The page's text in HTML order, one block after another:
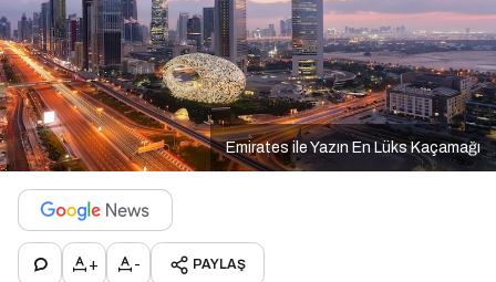
Emirates ile Yazın En Lüks Kaçamağı
+ - PAYLAŞ